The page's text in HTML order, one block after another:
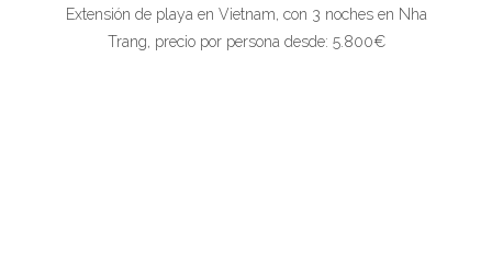
Extensión de playa en Vietnam, con 3 noches en Nha
Trang, precio por persona desde: 5.800€